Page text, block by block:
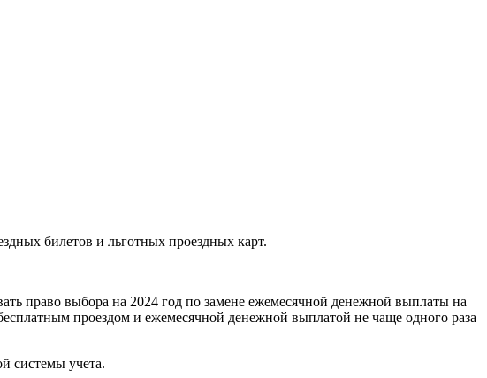
билетов и льготных проездных карт.
право выбора на 2024 год по замене ежемесячной денежной выплаты на
проездом и ежемесячной денежной выплатой не чаще одного раза
системы учета.